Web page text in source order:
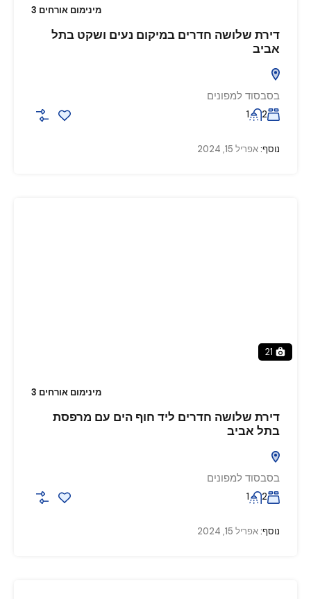
מינימום אורחים 3
דירת שלושה חדרים במיקום נעים ושקט בתל
אביב
בסבסוד למפונים
2
1
נוסף:אפריל 15, 2024
21
מינימום אורחים 3
דירת שלושה חדרים ליד חוף הים עם מרפסת
בתל אביב
בסבסוד למפונים
2
1
נוסף:אפריל 15, 2024